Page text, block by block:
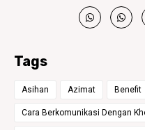
Tags
Asihan Azimat Benefit
Cara Berkomunikasi Dengan